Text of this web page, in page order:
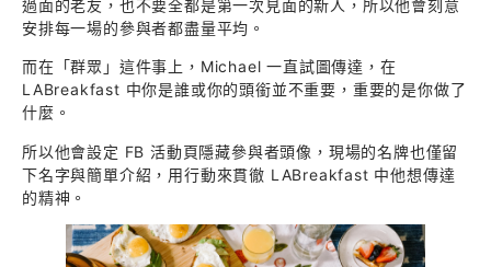
過面的老友，也不要全都是第一次見面的新人，所以他會刻意
安排每一場的參與者都盡量平均。
而在「群眾」這件事上，Michael 一直試圖傳達，在
LABreakfast 中你是誰或你的頭銜並不重要，重要的是你做了
什麼。
所以他會設定 FB 活動頁隱藏參與者頭像，現場的名牌也僅留
下名字與簡單介紹，用行動來貫徹 LABreakfast 中他想傳達
的精神。